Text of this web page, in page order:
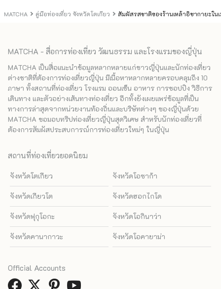
MATCHA คู่มือท่องเที่ยว จังหวัดโตเกียว สัมผัสรสชาติของร้านเหล้าอิซากายะใน
MATCHA - สื่อการท่องเที่ยว วัฒนธรรม และโรงแรมของญี่ปุ่น
MATCHA เป็นสื่อแนะนำข้อมูลหลากหลายแก่ชาวญี่ปุ่นและนักท่องเที่ยว
ต่างชาติที่ต้องการท่องเที่ยวญี่ปุ่น มีเนื้อหาหลากหลายครอบคลุมถึง 10
ภาษา ทั้งสถานที่ท่องเที่ยว โรงแรม ออนเซ็น อาหาร การชอปปิง วิธีการ
เดินทาง และตัวอย่างเส้นทางท่องเที่ยว อีกทั้งยังเผยแพร่ข้อมูลที่เป็น
ทางการล่าสุดจากหน่วยงานท้องถิ่นและบริษัทต่างๆ ของญี่ปุ่นด้วย
MATCHA ขอมอบทริปท่องเที่ยวญี่ปุ่นสุดวิเศษ สำหรับนักท่องเที่ยวที่
ต้องการสัมผัสประสบการณ์การท่องเที่ยวใหม่ๆ ในญี่ปุ่น
สถานที่ท่องเที่ยวยอดนิยม
จังหวัดโตเกียว จังหวัดโอซาก้า
จังหวัดเกียวโต จังหวัดฮอกไกโด
จังหวัดฟุกุโอกะ จังหวัดโอกินาว่า
จังหวัดคานากาวะ จังหวัดโอคายาม่า
Official Accounts